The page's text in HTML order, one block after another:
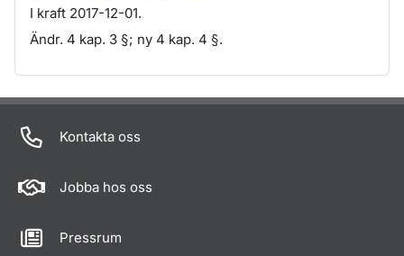
I kraft 2017-12-01.
Ändr. 4 kap. 3 §; ny 4 kap. 4 §.
Om sidan
Kontakta oss
Jobba hos oss
Pressrum